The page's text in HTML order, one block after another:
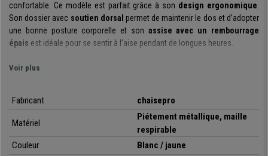
confortable. Ce modèle est parfait grâce à son design ergonomique.
Son dossier avec soutien dorsal permet de maintenir le dos et d’adopter
une bonne posture corporelle et son assise avec un rembourrage
épais est idéale pour se sentir à l’aise pendant de longues heures.
Elle possède également un
rigide normale.
Cette chaise se distingue également par son
, parfait pour les bureaux modernes apportant une touche
originale. Ce modèle est
disponible en différentes
Voir plus
Fabricant chaisepro
Matériel
Piétement métallique, maille
respirable
Couleur
Blanc / jaune